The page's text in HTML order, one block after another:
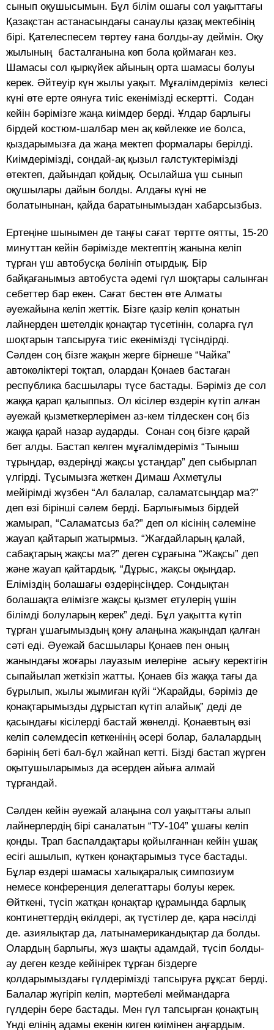
сынып оқушысымын. Бұл бiлiм ошағы сол уақыттағы
Қазақстан астанасындағы санаулы қазақ мектебiнiң
бiрi. Қателеспесем төртеу ғана болды-ау деймін. Оқу
жылының басталғанына көп бола қоймаған кез.
Шамасы сол қыркүйек айының орта шамасы болуы
керек. Әйтеуiр күн жылы уақыт. Мұғалімдеріміз келесi
күнi өте ерте оянуға тиiс екенiмiздi ескерттi. Содан
кейiн бәрiмiзге жаңа киiмдер бердi. Ұлдар барлығы
бiрдей костюм-шалбар мен ақ көйлекке ие болса,
қыздарымызға да жаңа мектеп формалары берiлдi.
Киiмдерiмiздi, сондай-ақ қызыл галстуктерiмiздi
өтектеп, дайындап қойдық. Осылайша үш сынып
оқушылары дайын болды. Алдағы күнi не
болатынынан, қайда баратынымыздан хабарсызбыз.
Ертеңiне шынымен де таңғы сағат төртте оятты, 15-20
минуттан кейiн бәрiмiзде мектептiң жанына келiп
тұрған үш автобусқа бөлiнiп отырдық. Бiр
байқағанымыз автобуста әдемi гүл шоқтары салынған
себеттер бар екен. Сағат бестен өте Алматы
әуежайына келiп жеттiк. Бiзге қазiр келiп қонатын
лайнерден шетелдiк қонақтар түсетiнiн, соларға гүл
шоқтарын тапсыруға тиiс екенiмiздi түсiндiрдi.
Сәлден соң бiзге жақын жерге бiрнеше “Чайка”
автокөлiктерi тоқтап, олардан Қонаев бастаған
республика басшылары түсе бастады. Бәрiмiз де сол
жаққа қарап қалыппыз. Ол кiсiлер өздерiн күтiп алған
әуежай қызметкерлерiмен аз-кем тiлдескен соң бiз
жаққа қарай назар аударды. Сонан соң бiзге қарай
бет алды. Бастап келген мұғалiмдерiмiз “Тыныш
тұрыңдар, өздерiңдi жақсы ұстаңдар” деп сыбырлап
үлгiрдi. Тұсымызға жеткен Димаш Ахметұлы
мейiрiмдi жүзбен “Ал балалар, саламатсыңдар ма?”
деп өзi бiрiншi сәлем бердi. Барлығымыз бiрдей
жамырап, “Саламатсыз ба?” деп ол кiсiнiң сәлемiне
жауап қайтарып жатырмыз. “Жағдайларың қалай,
сабақтарың жақсы ма?” деген сұрағына “Жақсы” деп
және жауап қайтардық. “Дұрыс, жақсы оқыңдар.
Елiмiздiң болашағы өздерiңсiңдер. Сондықтан
болашақта елiмiзге жақсы қызмет етулерiң үшiн
бiлiмдi болуларың керек” дедi. Бұл уақытта күтiп
тұрған ұшағымыздың қону алаңына жақындап қалған
сәтi едi. Әуежай басшылары Қонаев пен оның
жанындағы жоғары лауазым иелерiне асығу керектiгiн
сыпайылап жеткiзiп жатты. Қонаев бiз жаққа тағы да
бұрылып, жылы жымиған күйi “Жарайды, бәрiмiз де
қонақтарымызды дұрыстап күтiп алайық” дедi де
қасындағы кiсiлердi бастай жөнелдi. Қонаевтың өзi
келiп сәлемдесiп кеткенiнiң әсерi болар, балалардың
бәрiнiң бетi бал-бұл жайнап кеттi. Бiздi бастап жүрген
оқытушыларымыз да әсерден айыға алмай
тұрғандай.
Сәлден кейiн әуежай алаңына сол уақыттағы алып
лайнерлердiң бiрi саналатын “ТУ-104” ұшағы келiп
қонды. Трап баспалдақтары қойылғаннан кейiн ұшақ
есiгi ашылып, күткен қонақтарымыз түсе бастады.
Бұлар өздерi шамасы халықаралық симпозиум
немесе конференция делегаттары болуы керек.
Өйткенi, түсiп жатқан қонақтар құрамында барлық
континеттердiң өкiлдерi, ақ түстiлер де, қара нәсiлдi
де. азиялықтар да, латынамерикандықтар да болды.
Олардың барлығы, жүз шақты адамдай, түсiп болды-
ау деген кезде кейiнiрек тұрған бiздерге
қолдарымыздағы гүлдерiмiздi тапсыруға рұқсат бердi.
Балалар жүгiрiп келiп, мәртебелі меймандарға
гүлдерiн бере бастады. Мен гүл тапсырған қонақтың
Үндi елiнiң адамы екенiн киген киiмiнен аңғардым.